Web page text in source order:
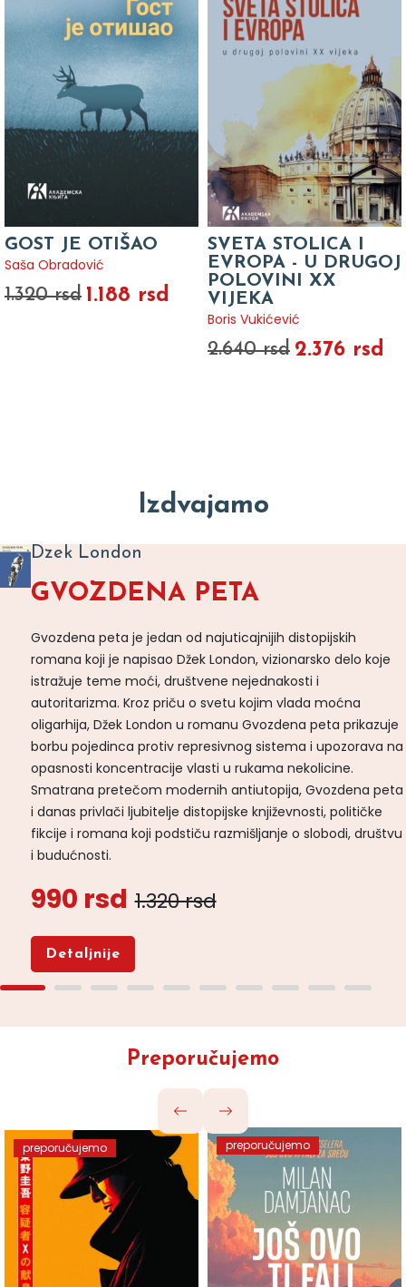
GOST JE OTIŠAO
Saša Obradović
1.320 rsd 1.188 rsd
SVETA STOLICA I
EVROPA - U DRUGOJ
POLOVINI XX
VIJEKA
Boris Vukićević
2.640 rsd 2.376 rsd
Izdvajamo
Dzek London
GVOZDENA PETA
Gvozdena peta je jedan od najuticajnijih distopijskih
romana koji je napisao Džek London, vizionarsko delo koje
istražuje teme moći, društvene nejednakosti i
autoritarizma. Kroz priču o svetu kojim vlada moćna
oligarhija, Džek London u romanu Gvozdena peta prikazuje
borbu pojedinca protiv represivnog sistema i upozorava na
opasnosti koncentracije vlasti u rukama nekolicine.
Smatrana pretečom modernih antiutopija, Gvozdena peta
i danas privlači ljubitelje distopijske književnosti, političke
fikcije i romana koji podstiču razmišljanje o slobodi, društvu
i budućnosti.
990 rsd 1.320 rsd
Detaljnije
Preporučujemo
preporučujemo preporučujemo